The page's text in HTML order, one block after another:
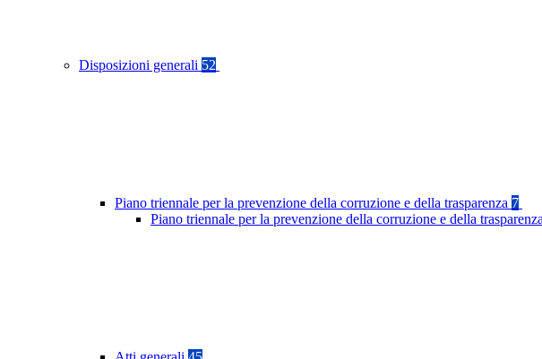
Disposizioni generali 52
Piano triennale per la prevenzione della corruzione e della trasparenza 7
Piano triennale per la prevenzione della corruzione e della